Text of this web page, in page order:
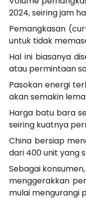
2024, seiring jam
Pemangkasan
untuk tidak
Hal ini biasanya
atau permintaan
Pasokan energi
akan semakin
Harga batu bara
seiring kuatnya
China bersiap
dari 400 unit yang
Sebagai
menggerakkan
mulai mengurangi